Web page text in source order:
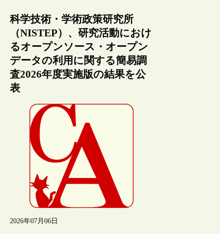
科学技術・学術政策研究所
（NISTEP）、研究活動におけ
るオープンソース・オープン
データの利用に関する簡易調
査2026年度実施版の結果を公
表
2026年07月06日